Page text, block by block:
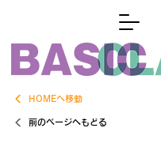
HOMEへ移動
前のページへもどる